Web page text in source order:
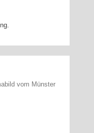
vom Münster